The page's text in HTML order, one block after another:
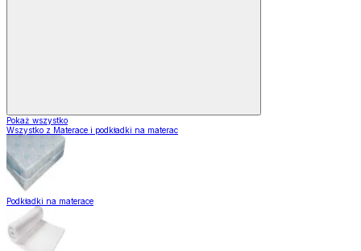
Pokaż wszystko
Wszystko z Materace i podkładki na materac
Podkładki na materace